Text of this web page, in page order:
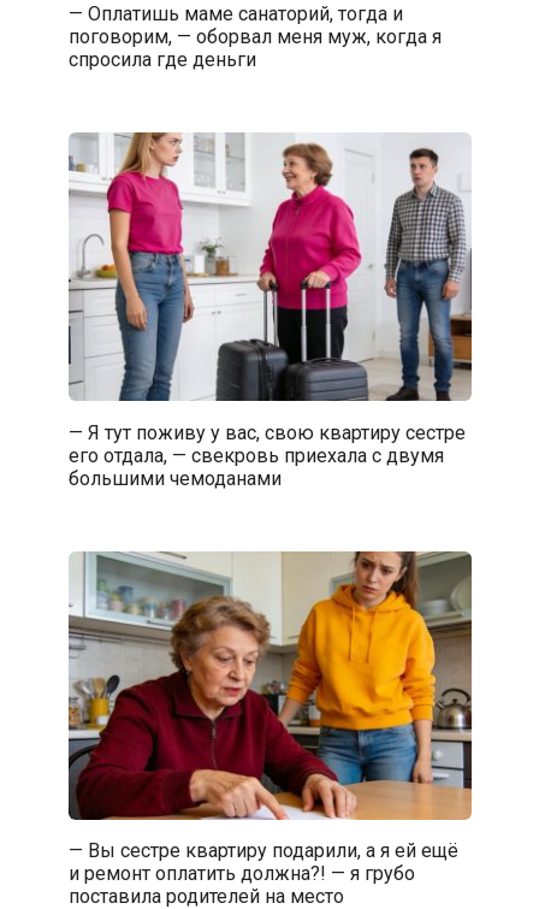
— Оплатишь маме санаторий, тогда и
поговорим, — оборвал меня муж, когда я
спросила где деньги
— Я тут поживу у вас, свою квартиру сестре
его отдала, — свекровь приехала с двумя
большими чемоданами
— Вы сестре квартиру подарили, а я ей ещё
и ремонт оплатить должна?! — я грубо
поставила родителей на место